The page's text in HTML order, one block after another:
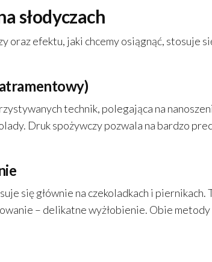
słodyczach
oraz efektu, jaki chcemy osiągnąć, stosuje
technik, polegająca na
Druk spożywczy pozwala na bardzo
się głównie na czekoladkach i
– delikatne wyżłobienie. Obie